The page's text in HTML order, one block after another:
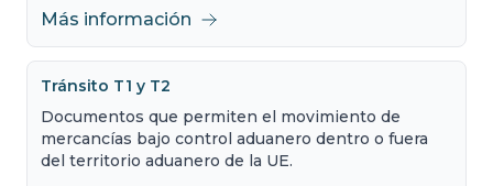
Más información
Tránsito T1 y T2
Documentos que permiten el movimiento de
mercancías bajo control aduanero dentro o fuera
del territorio aduanero de la UE.